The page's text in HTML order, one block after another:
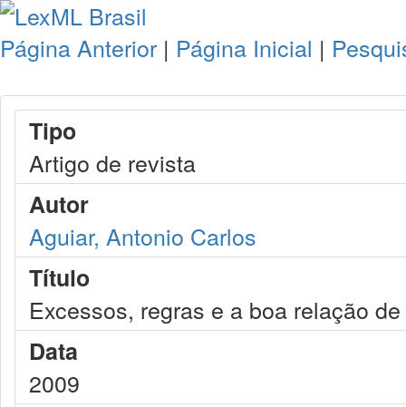
Página Anterior | Página Inicial |
Tipo
Artigo de revista
Autor
Aguiar, Antonio Carlos
Título
Excessos, regras e a boa relação
Data
2009